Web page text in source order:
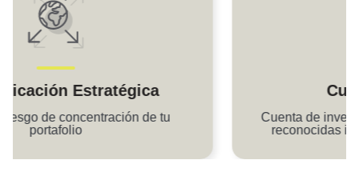
Cuenta Personal
Cuenta de inversión a tu nombre en sólidas y
reconocidas instituciones en el extranjero